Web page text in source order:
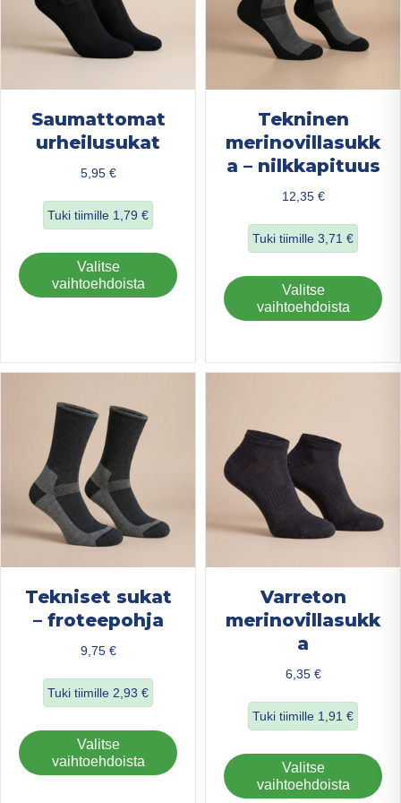
Saumattomat
urheilusukat
5,95 €
Tuki tiimille 1,79 €
about Saumattomat urheilusukat
Valitse
vaihtoehdoista
tuotteella
Voit
Tekninen
merinovillasukk
a – nilkkapituus
12,35 €
Tuki tiimille 3,71 €
about Tekninen
Valitse
vaihtoehdoista
Tekniset sukat
– froteepohja
9,75 €
Tuki tiimille 2,93 €
about Tekniset sukat – froteepohja
Valitse
vaihtoehdoista
tuotteella
Varreton
merinovillasukk
a
6,35 €
Tuki tiimille 1,91 €
about Varreton
Valitse
vaihtoehdoista